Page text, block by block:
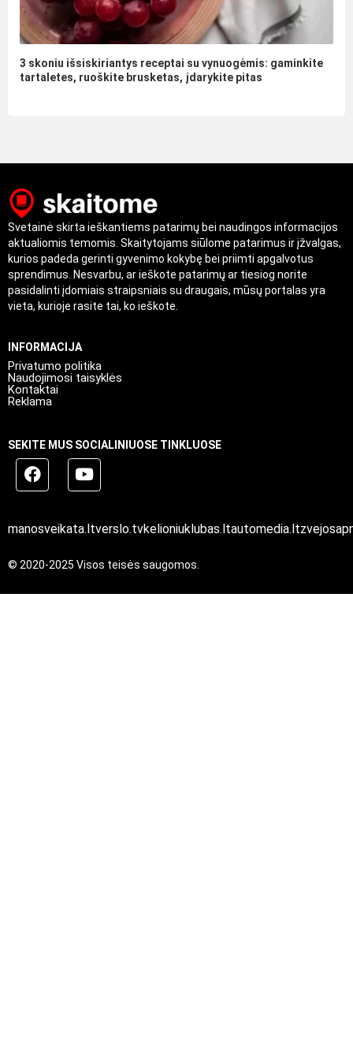
3 skoniu išsiskiriantys receptai su vynuogėmis: gaminkite
tartaletes, ruoškite brusketas, įdarykite pitas
Svetainė skirta ieškantiems patarimų bei naudingos informacijos
aktualiomis temomis. Skaitytojams siūlome patarimus ir įžvalgas,
kurios padeda gerinti gyvenimo kokybę bei priimti apgalvotus
sprendimus. Nesvarbu, ar ieškote patarimų ar tiesiog norite
pasidalinti įdomiais straipsniais su draugais, mūsų portalas yra
vieta, kurioje rasite tai, ko ieškote.
INFORMACIJA
Privatumo politika
Naudojimosi taisyklės
Kontaktai
Reklama
SEKITE MUS SOCIALINIUOSE TINKLUOSE
manosveikata.ltverslo.tvkelioniuklubas.ltautomedia.lt
© 2020-2025 Visos teisės saugomos.